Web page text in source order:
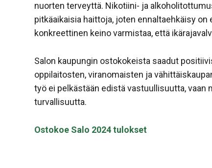
nuorten terveyttä. Nikotiini- ja
pitkäaikaisia haittoja, joten ennaltaehkäisy
konkreettinen keino varmistaa, että
Salon kaupungin ostokokeista saadut
oppilaitosten, viranomaisten ja
työ ei pelkästään edistä vastuullisuutta, vaan
turvallisuutta.
Ostokoe Salo 2024 tulokset